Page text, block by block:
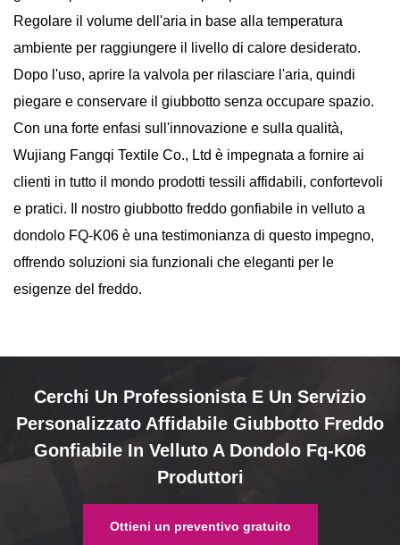
Regolare il volume dell'aria in base alla temperatura
ambiente per raggiungere il livello di calore desiderato.
Dopo l'uso, aprire la valvola per rilasciare l'aria, quindi
piegare e conservare il giubbotto senza occupare spazio.
Con una forte enfasi sull'innovazione e sulla qualità,
Wujiang Fangqi Textile Co., Ltd è impegnata a fornire ai
clienti in tutto il mondo prodotti tessili affidabili, confortevoli
e pratici. Il nostro giubbotto freddo gonfiabile in velluto a
dondolo FQ-K06 è una testimonianza di questo impegno,
offrendo soluzioni sia funzionali che eleganti per le
esigenze del freddo.
Cerchi Un Professionista E Un Servizio
Personalizzato Affidabile Giubbotto Freddo
Gonfiabile In Velluto A Dondolo Fq-K06
Produttori
Ottieni un preventivo gratuito